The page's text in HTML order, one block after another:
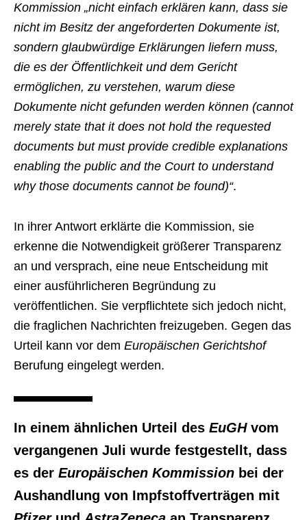
Kommission „nicht einfach erklären kann, dass sie
nicht im Besitz der angeforderten Dokumente ist,
sondern glaubwürdige Erklärungen liefern muss,
die es der Öffentlichkeit und dem Gericht
ermöglichen, zu verstehen, warum diese
Dokumente nicht gefunden werden können (cannot
merely state that it does not hold the requested
documents but must provide credible explanations
enabling the public and the Court to understand
why those documents cannot be found)“.
In ihrer Antwort erklärte die Kommission, sie
erkenne die Notwendigkeit größerer Transparenz
an und versprach, eine neue Entscheidung mit
einer ausführlicheren Begründung zu
veröffentlichen. Sie verpflichtete sich jedoch nicht,
die fraglichen Nachrichten freizugeben. Gegen das
Urteil kann vor dem Europäischen Gerichtshof
Berufung eingelegt werden.
In einem ähnlichen Urteil des EuGHvom
vergangenen Juli wurde festgestellt, dass
es der Europäischen Kommission bei der
Aushandlung von Impfstoffverträgen mit